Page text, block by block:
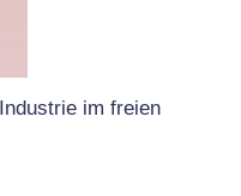
im freien